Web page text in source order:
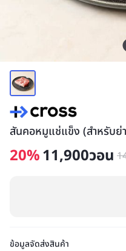
สันคอหมูแช่แข็ง (สำหรับ
20%11,900วอน
ข้อมูลจัดส่งสินค้า